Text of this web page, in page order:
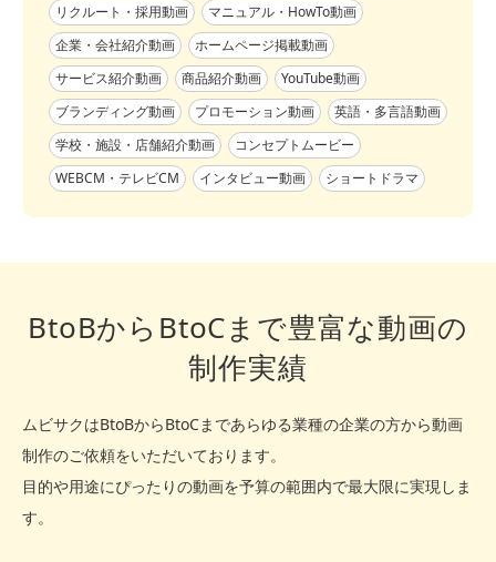
リクルート・採用動画
マニュアル・HowTo動画
企業・会社紹介動画
ホームページ掲載動画
サービス紹介動画
商品紹介動画
YouTube動画
ブランディング動画
プロモーション動画
英語・多言語動画
学校・施設・店舗紹介動画
コンセプトムービー
WEBCM・テレビCM
インタビュー動画 ショートドラマ
BtoBからBtoCまで豊富な動画の
制作実績
ムビサクはBtoBからBtoCまであらゆる業種の企業の方から動画
制作のご依頼をいただいております。
目的や用途にぴったりの動画を予算の範囲内で最大限に実現しま
す。